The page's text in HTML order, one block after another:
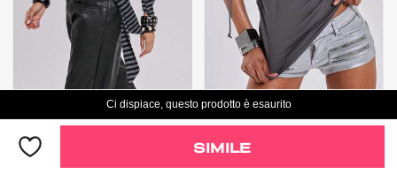
12.48€
Ci dispiace, questo prodotto è esaurito
SIMILE